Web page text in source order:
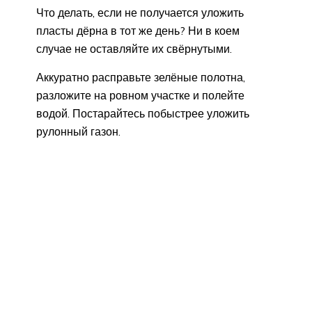
Что делать, если не получается уложить
пласты дёрна в тот же день? Ни в коем
случае не оставляйте их свёрнутыми.
Аккуратно расправьте зелёные полотна,
разложите на ровном участке и полейте
водой. Постарайтесь побыстрее уложить
рулонный газон.